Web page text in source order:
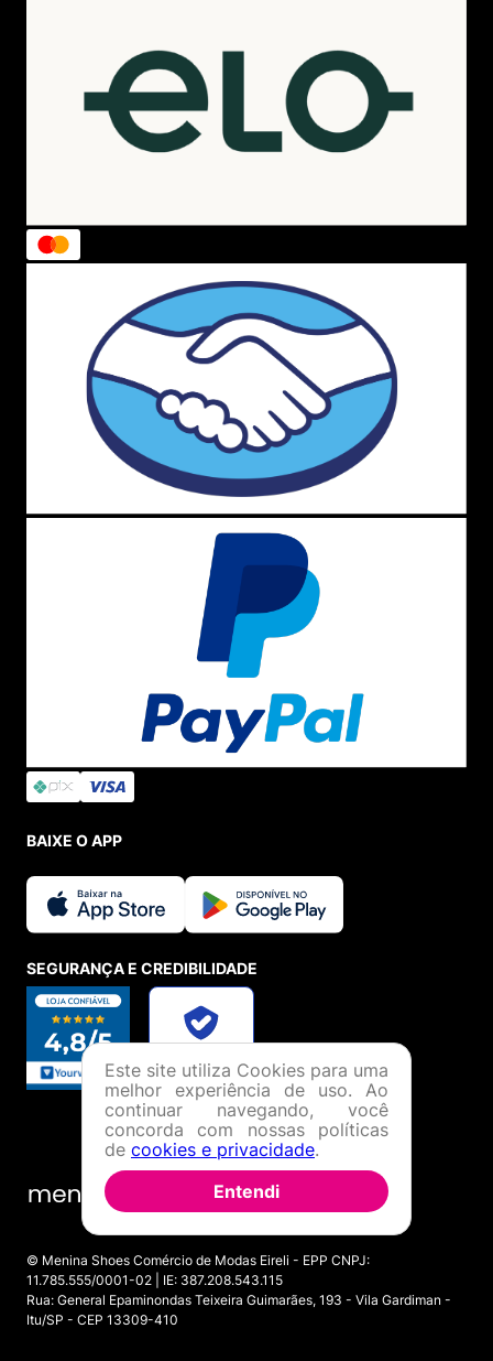
BAIXE O APP
SEGURANÇA E CREDIBILIDADE
© Menina Shoes Comércio de Modas Eireli - EPP CNPJ:
11.785.555/0001-02 | IE: 387.208.543.115
Rua: General Epaminondas Teixeira Guimarães, 193 - Vila Gardiman -
Itu/SP - CEP 13309-410
Este site utiliza Cookies para uma
melhor experiência de uso. Ao
continuar navegando, você
concorda com nossas políticas
de cookies e privacidade.
Entendi